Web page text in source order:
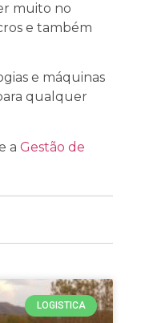
muito no
e também
e máquinas
qualquer
a Gestão de
LOGISTICA